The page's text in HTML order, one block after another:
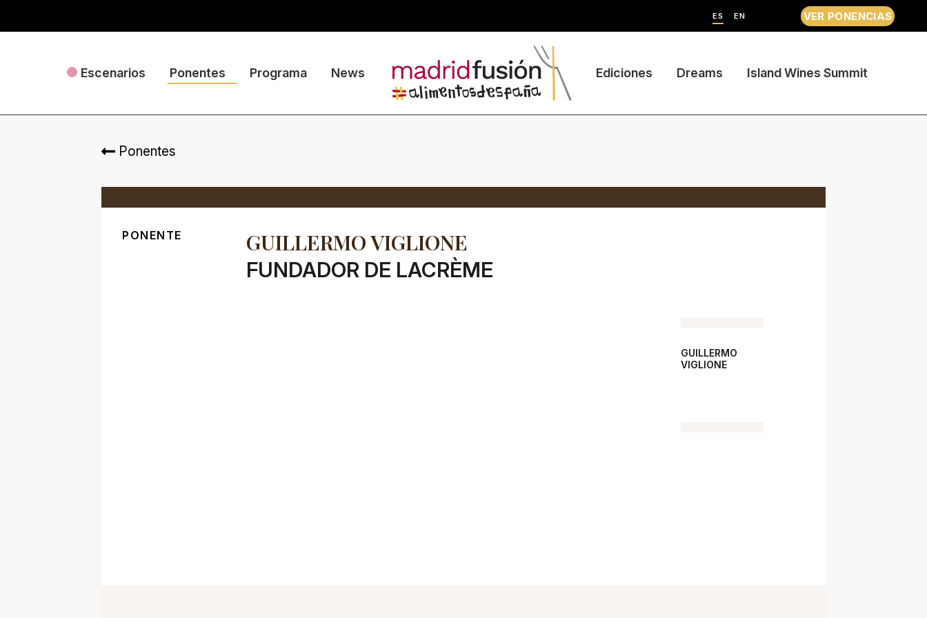
ES EN VER PONENCIAS
Escenarios Ponentes Programa News Ediciones Dreams Island Wines Summit
Ponentes
PONENTE GUILLERMO VIGLIONE
FUNDADOR DE LACRÈME
GUILLERMO
VIGLIONE